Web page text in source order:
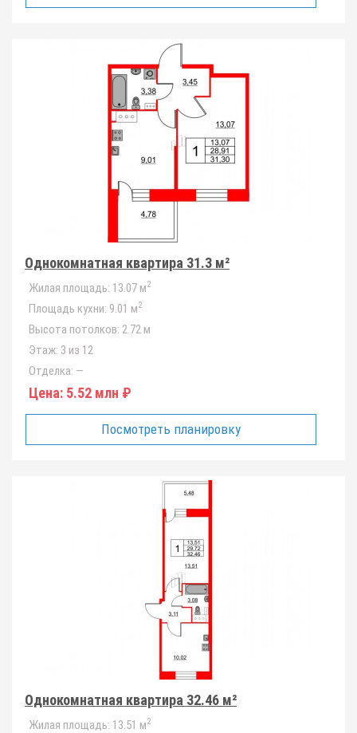
Однокомнатная квартира 31.3 м²
Жилая площадь: 13.07 м2
Площадь кухни: 9.01 м2
Высота потолков: 2.72 м
Этаж: 3 из 12
Отделка: —
Цена: 5.52 млн ₽
Посмотреть планировку
Однокомнатная квартира 32.46 м²
Жилая площадь: 13.51 м2